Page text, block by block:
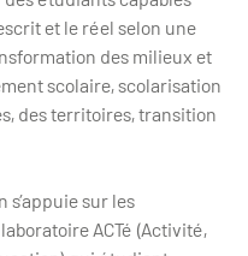
et le réel selon une
des milieux et
scolaire, scolarisation
des territoires, transition
s’appuie sur les
ACTé (Activité,